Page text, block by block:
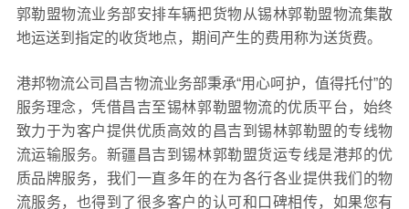
郭勒盟物流业务部安排车辆把货物从锡林郭勒盟物流集散
地运送到指定的收货地点，期间产生的费用称为送货费。
港邦物流公司昌吉物流业务部秉承“用心呵护，值得托付”的
服务理念，凭借昌吉至锡林郭勒盟物流的优质平台，始终
致力于为客户提供优质高效的昌吉到锡林郭勒盟的专线物
流运输服务。新疆昌吉到锡林郭勒盟货运专线是港邦的优
质品牌服务，我们一直多年的在为各行各业提供我们的物
流服务，也得到了很多客户的认可和口碑相传，如果您有